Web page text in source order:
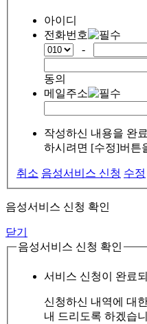
아이디
전화번호
-
동의
메일주소
작성하신 내용을 완
하시려면 [수정]버튼
취소 음성서비스 신청 수정
음성서비스 신청 확인
닫기
음성서비스 신청 확인
서비스 신청이 완료
신청하신 내역에 대
내 드리도록 하겠습